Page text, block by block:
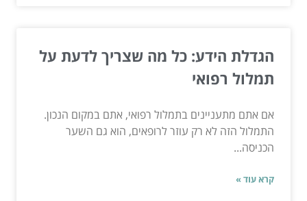
הגדלת הידע: כל מה שצריך לדעת על
תמלול רפואי
אם אתם מתעניינים בתמלול רפואי, אתם במקום הנכון.
התמלול הזה לא רק עוזר לרופאים, הוא גם השער
הכניסה...
קרא עוד »